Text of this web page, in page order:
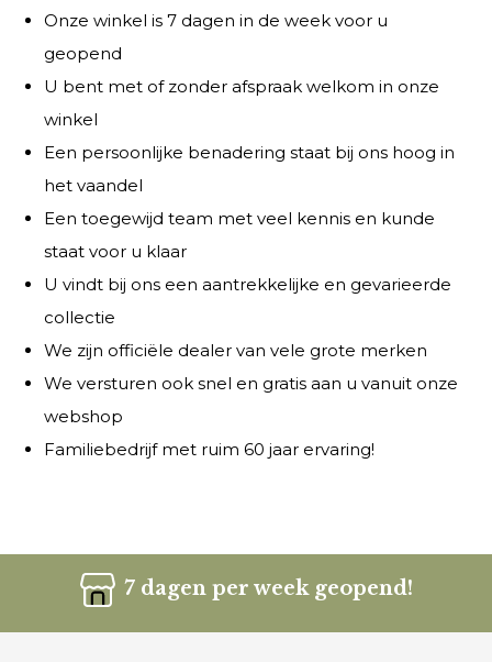
Onze winkel is 7 dagen in de week voor u
geopend
U bent met of zonder afspraak welkom in onze
winkel
Een persoonlijke benadering staat bij ons hoog in
het vaandel
Een toegewijd team met veel kennis en kunde
staat voor u klaar
U vindt bij ons een aantrekkelijke en gevarieerde
collectie
We zijn officiële dealer van vele grote merken
We versturen ook snel en gratis aan u vanuit onze
webshop
Familiebedrijf met ruim 60 jaar ervaring!
7 dagen per week geopend!